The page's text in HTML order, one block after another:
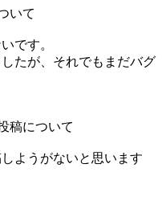
いて
です。
たが、それでもまだバグ
稿について
ようがないと思います